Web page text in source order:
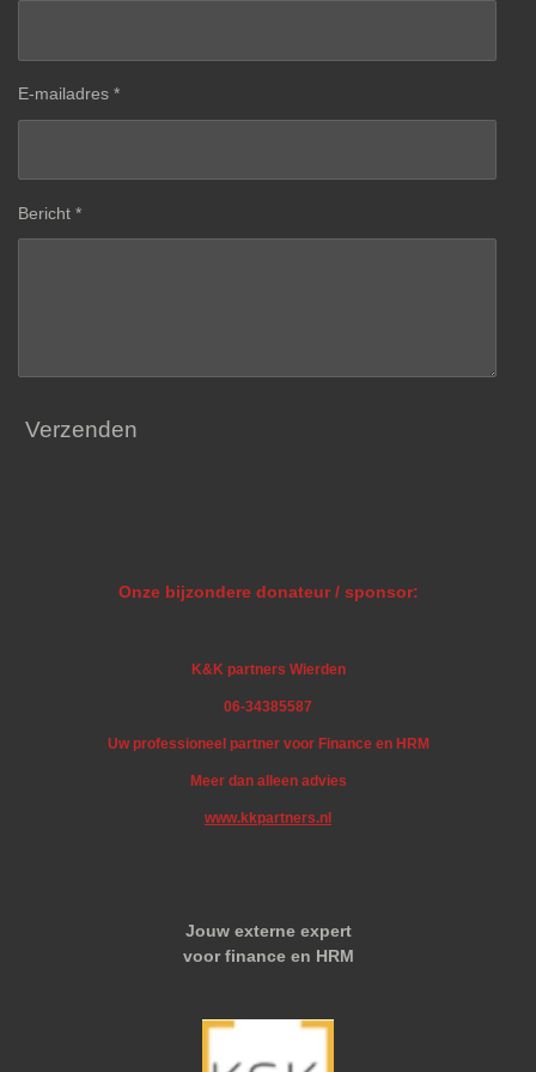
E-mailadres *
Bericht *
Verzenden
Onze bijzondere donateur / sponsor:
K&K partners Wierden
06-34385587
Uw professioneel partner voor Finance en HRM
Meer dan alleen advies
www.kkpartners.nl
Jouw externe expert
voor finance en HRM